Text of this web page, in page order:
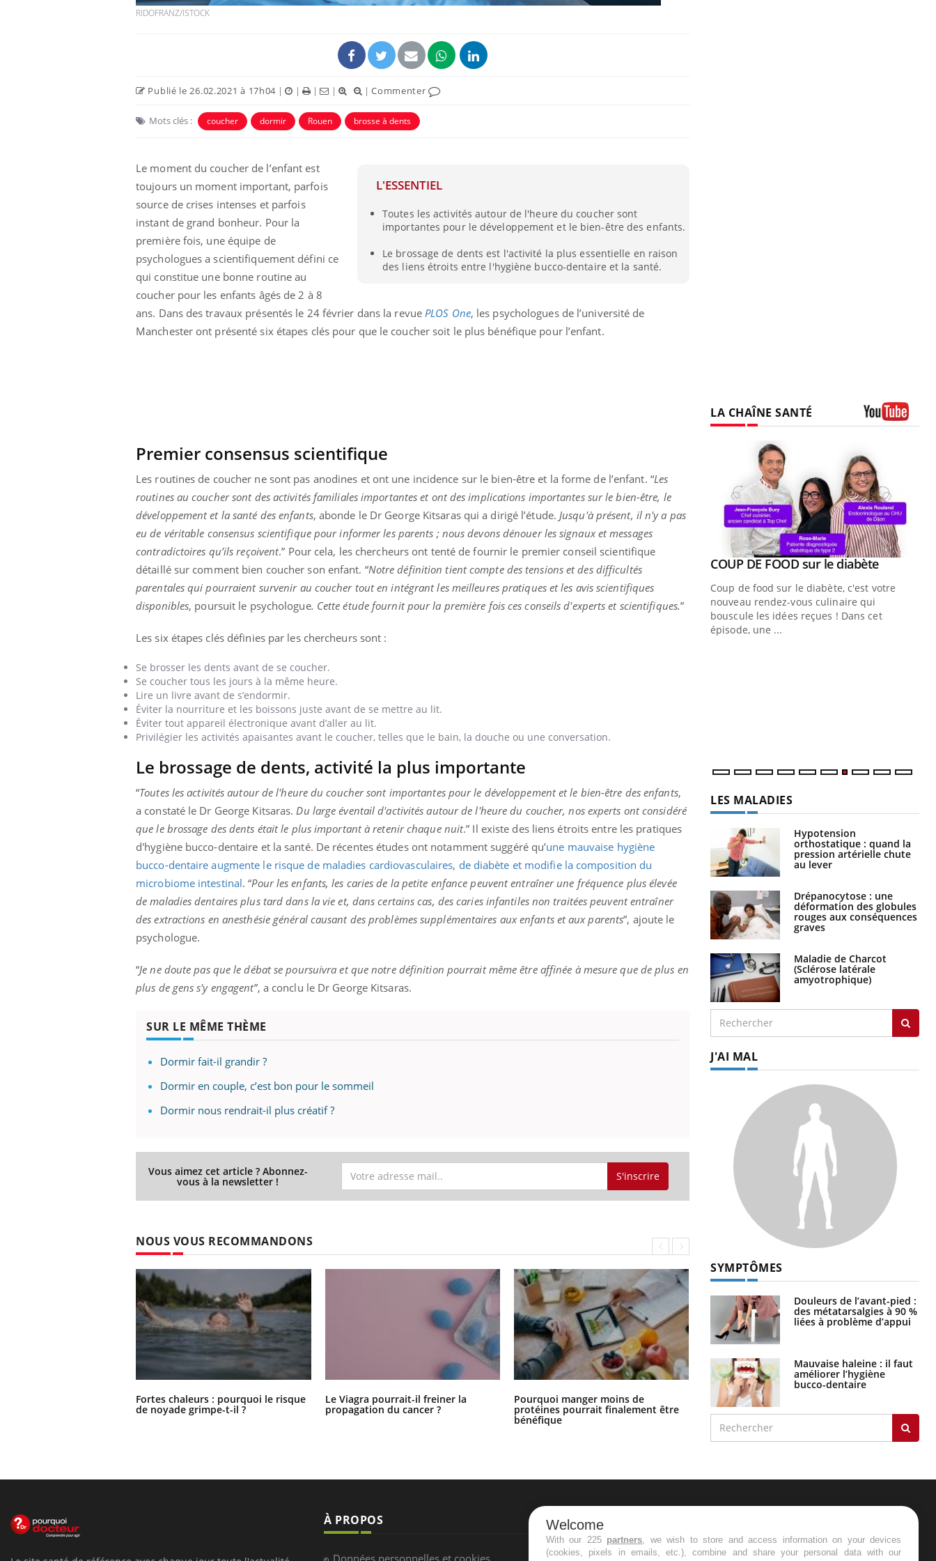
RIDOFRANZ/ISTOCK
Publié le 26.02.2021 à 17h04 | | | | |Commenter
Mots clés : coucher dormir Rouen brosse à dents
L'ESSENTIEL
Toutes les activités autour de l'heure du coucher sont
importantes pour le développement et le bien-être des enfants.
Le brossage de dents est l'activité la plus essentielle en raison
des liens étroits entre l'hygiène bucco-dentaire et la santé.
Le moment du coucher de l’enfant est
toujours un moment important, parfois
source de crises intenses et parfois
instant de grand bonheur. Pour la
première fois, une équipe de
psychologues a scientifiquement défini ce
qui constitue une bonne routine au
coucher pour les enfants âgés de 2 à 8
ans. Dans des travaux présentés le 24 février dans la revue PLOS One, les psychologues de l’université de
Manchester ont présenté six étapes clés pour que le coucher soit le plus bénéfique pour l’enfant.
Premier consensus scientifique
Les routines de coucher ne sont pas anodines et ont une incidence sur le bien-être et la forme de l’enfant. “Les
routines au coucher sont des activités familiales importantes et ont des implications importantes sur le bien-être, le
développement et la santé des enfants, abonde le Dr George Kitsaras qui a dirigé l’étude. Jusqu'à présent, il n'y a pas
eu de véritable consensus scientifique pour informer les parents ; nous devons dénouer les signaux et messages
contradictoires qu’ils reçoivent.” Pour cela, les chercheurs ont tenté de fournir le premier conseil scientifique
détaillé sur comment bien coucher son enfant. “Notre définition tient compte des tensions et des difficultés
parentales qui pourraient survenir au coucher tout en intégrant les meilleures pratiques et les avis scientifiques
disponibles, poursuit le psychologue. Cette étude fournit pour la première fois ces conseils d'experts et scientifiques.”
Les six étapes clés définies par les chercheurs sont :
Se brosser les dents avant de se coucher.
Se coucher tous les jours à la même heure.
Lire un livre avant de s’endormir.
Éviter la nourriture et les boissons juste avant de se mettre au lit.
Éviter tout appareil électronique avant d’aller au lit.
Privilégier les activités apaisantes avant le coucher, telles que le bain, la douche ou une conversation.
Le brossage de dents, activité la plus importante
“Toutes les activités autour de l'heure du coucher sont importantes pour le développement et le bien-être des enfants,
a constaté le Dr George Kitsaras. Du large éventail d'activités autour de l'heure du coucher, nos experts ont considéré
que le brossage des dents était le plus important à retenir chaque nuit.” Il existe des liens étroits entre les pratiques
d'hygiène bucco-dentaire et la santé. De récentes études ont notamment suggéré qu’une mauvaise hygiène
bucco-dentaire augmente le risque de maladies cardiovasculaires, de diabète et modifie la composition du
microbiome intestinal. “Pour les enfants, les caries de la petite enfance peuvent entraîner une fréquence plus élevée
de maladies dentaires plus tard dans la vie et, dans certains cas, des caries infantiles non traitées peuvent entraîner
des extractions en anesthésie général causant des problèmes supplémentaires aux enfants et aux parents”, ajoute le
psychologue.
“Je ne doute pas que le débat se poursuivra et que notre définition pourrait même être affinée à mesure que de plus en
plus de gens s'y engagent”, a conclu le Dr George Kitsaras.
SUR LE MÊME THÈME
Dormir fait-il grandir ?
Dormir en couple, c’est bon pour le sommeil
Dormir nous rendrait-il plus créatif ?
Vous aimez cet article ? Abonnez-
vous à la newsletter ! S'inscrire
NOUS VOUS RECOMMANDONS
Fortes chaleurs : pourquoi le risque
de noyade grimpe-t-il ?
Le Viagra pourrait-il freiner la
propagation du cancer ?
Pourquoi manger moins de
protéines pourrait finalement être
bénéfique
Grossesse et chaleur : ce que dit la
science
LA CHAÎNE SANTÉ
Eczéma Chronique des Mains : se
préparer pour l’été !Youtube
L'été arrive… et avec lui, un tout nouveau
rythme de vie ! Vacances, plage, piscine,
Diabète & Ramadan 2026 Youtube
Le Ramadan approche, et, pour de
nombreuses personnes atteintes de
diabète, c'est une période de questions, de
Youtube
Un « jumeau numérique » pour
faciliter l’accès à la médecine
préventiveYoutube
Un établissement lié à un groupe
Youtube
COUP DE FOOD sur le diabèteYoutube
Coup de food sur le diabète, c'est votre
nouveau rendez-vous culinaire qui
bouscule les idées reçues ! Dans cet
épisode, une ...
LES MALADIES
Hypotension
orthostatique : quand la
pression artérielle chute
au lever
Drépanocytose : une
déformation des globules
rouges aux conséquences
graves
Maladie de Charcot
(Sclérose latérale
amyotrophique)
J'AI MAL
SYMPTÔMES
Douleurs de l’avant-pied :
des métatarsalgies à 90 %
liées à problème d’appui
Mauvaise haleine : il faut
améliorer l’hygiène
bucco-dentaire
À PROPOS
Données personnelles et cookies
NEWSLETTER
Recevez toutes les semaines les meilleures
Welcome
With our 225 partners, we wish to store and access information on your devices
(cookies, pixels in emails, etc.), combine and share your personal data with our